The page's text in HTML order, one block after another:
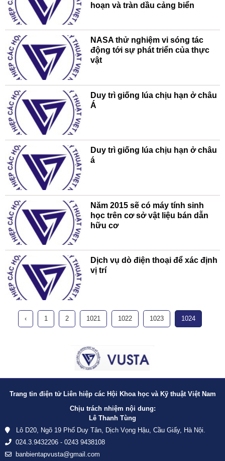
hoạn và tràn dầu cảng biển
NASA thử nghiệm vi sóng tác
động tới sự phát triển của thực
vật
Duy trì giống lúa chịu hạn ở châu
Á
Duy trì giống lúa chịu hạn ở châu
á
Năm 2015 sẽ có máy tính sinh
học trên cơ sở vật liệu bán dẫn
hữu cơ
Dịch vụ dò điện thoại để xác định
vị trí
‹ 1 2 1021 1022 1023 1024
Trang tin điện tử Liên hiệp các Hội Khoa học và Kỹ thuật Việt Nam
Chịu trách nhiệm nội dung:
Lê Thanh Tùng
Lô D20, Ngõ 19 Phố Duy Tân, Dịch Vọng Hậu, Cầu Giấy, Hà Nội.
024.3.9432206 - 0243 9438108
banbientapvusta@gmail.com